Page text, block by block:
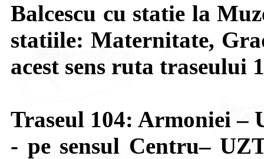
Balcescu cu statie la
statiile: Maternitate,
acest sens ruta traseului
Traseul 104: Armoniei –
- pe sensul Centru–